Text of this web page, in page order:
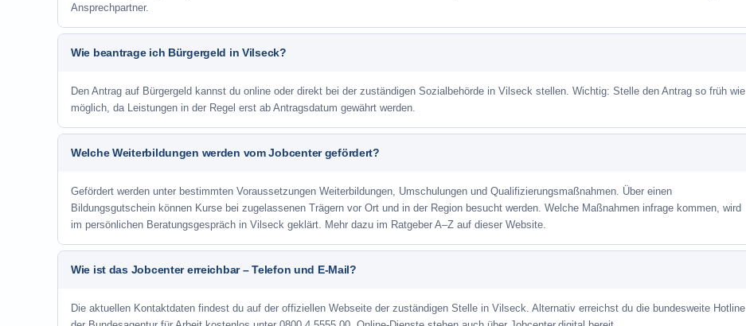
Ansprechpartner.
Wie beantrage ich Bürgergeld in Vilseck?
Den Antrag auf Bürgergeld kannst du online oder direkt bei der zuständigen Sozialbehörde in Vilseck stellen. Wichtig: Stelle den Antrag so früh wie
möglich, da Leistungen in der Regel erst ab Antragsdatum gewährt werden.
Welche Weiterbildungen werden vom Jobcenter gefördert?
Gefördert werden unter bestimmten Voraussetzungen Weiterbildungen, Umschulungen und Qualifizierungsmaßnahmen. Über einen
Bildungsgutschein können Kurse bei zugelassenen Trägern vor Ort und in der Region besucht werden. Welche Maßnahmen infrage kommen, wird
im persönlichen Beratungsgespräch in Vilseck geklärt. Mehr dazu im Ratgeber A–Z auf dieser Website.
Wie ist das Jobcenter erreichbar – Telefon und E-Mail?
Die aktuellen Kontaktdaten findest du auf der offiziellen Webseite der zuständigen Stelle in Vilseck. Alternativ erreichst du die bundesweite Hotline